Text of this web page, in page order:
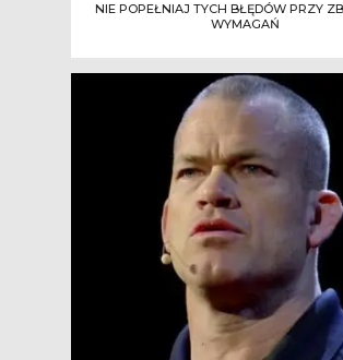
NIE POPEŁNIAJ TYCH BŁĘDÓW PRZY
WYMAGAŃ